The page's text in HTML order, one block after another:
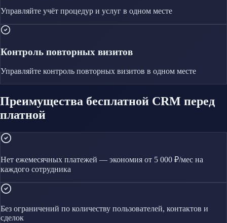
Управляйте учёт процедур и услуг в одном месте
Контроль повторных визитов
Управляйте контроль повторных визитов в одном месте
Преимущества бесплатной CRM перед
платной
Нет ежемесячных платежей — экономия от 5 000 ₽/мес на
каждого сотрудника
Без ограничений по количеству пользователей, контактов и
сделок